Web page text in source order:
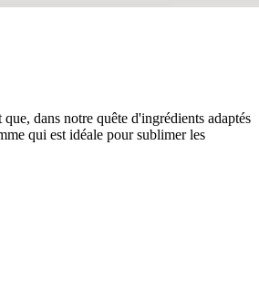
dans notre quête d'ingrédients adaptés
qui est idéale pour sublimer les